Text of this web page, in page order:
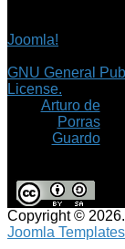
Joomla!
GNU General
License.
Arturo de
Porras
Guardo
Copyright ©
Joomla